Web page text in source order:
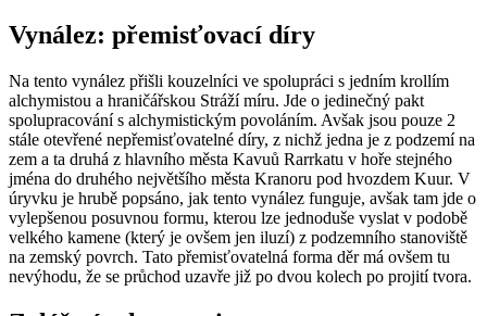
Vynález: přemisťovací díry
Na tento vynález přišli kouzelníci ve spolupráci s jedním krollím
alchymistou a hraničářskou Stráží míru. Jde o jedinečný pakt
spolupracování s alchymistickým povoláním. Avšak jsou pouze 2
stále otevřené nepřemisťovatelné díry, z nichž jedna je z podzemí na
zem a ta druhá z hlavního města Kavuů Rarrkatu v hoře stejného
jména do druhého největšího města Kranoru pod hvozdem Kuur. V
úryvku je hrubě popsáno, jak tento vynález funguje, avšak tam jde o
vylepšenou posuvnou formu, kterou lze jednoduše vyslat v podobě
velkého kamene (který je ovšem jen iluzí) z podzemního stanoviště
na zemský povrch. Tato přemisťovatelná forma děr má ovšem tu
nevýhodu, že se průchod uzavře již po dvou kolech po projití tvora.